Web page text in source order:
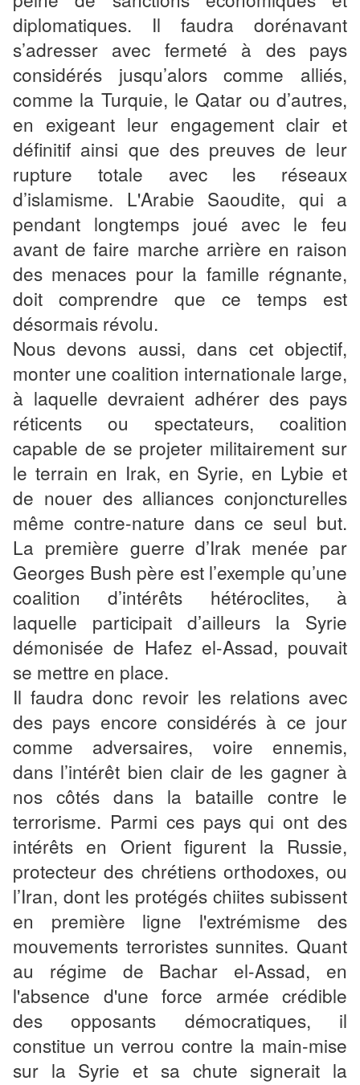
diplomatiques. Il faudra dorénavant
s’adresser avec fermeté à des pays
considérés jusqu’alors comme alliés,
comme la Turquie, le Qatar ou d’autres,
en exigeant leur engagement clair et
définitif ainsi que des preuves de leur
rupture totale avec les réseaux
d’islamisme. L'Arabie Saoudite, qui a
pendant longtemps joué avec le feu
avant de faire marche arrière en raison
des menaces pour la famille régnante,
doit comprendre que ce temps est
désormais révolu.
Nous devons aussi, dans cet objectif,
monter une coalition internationale large,
à laquelle devraient adhérer des pays
réticents ou spectateurs, coalition
capable de se projeter militairement sur
le terrain en Irak, en Syrie, en Lybie et
de nouer des alliances conjoncturelles
même contre-nature dans ce seul but.
La première guerre d’Irak menée par
Georges Bush père est l’exemple qu’une
coalition d’intérêts hétéroclites, à
laquelle participait d’ailleurs la Syrie
démonisée de Hafez el-Assad, pouvait
se mettre en place.
Il faudra donc revoir les relations avec
des pays encore considérés à ce jour
comme adversaires, voire ennemis,
dans l’intérêt bien clair de les gagner à
nos côtés dans la bataille contre le
terrorisme. Parmi ces pays qui ont des
intérêts en Orient figurent la Russie,
protecteur des chrétiens orthodoxes, ou
l’Iran, dont les protégés chiites subissent
en première ligne l'extrémisme des
mouvements terroristes sunnites. Quant
au régime de Bachar el-Assad, en
l'absence d'une force armée crédible
des opposants démocratiques, il
constitue un verrou contre la main-mise
sur la Syrie et sa chute signerait la